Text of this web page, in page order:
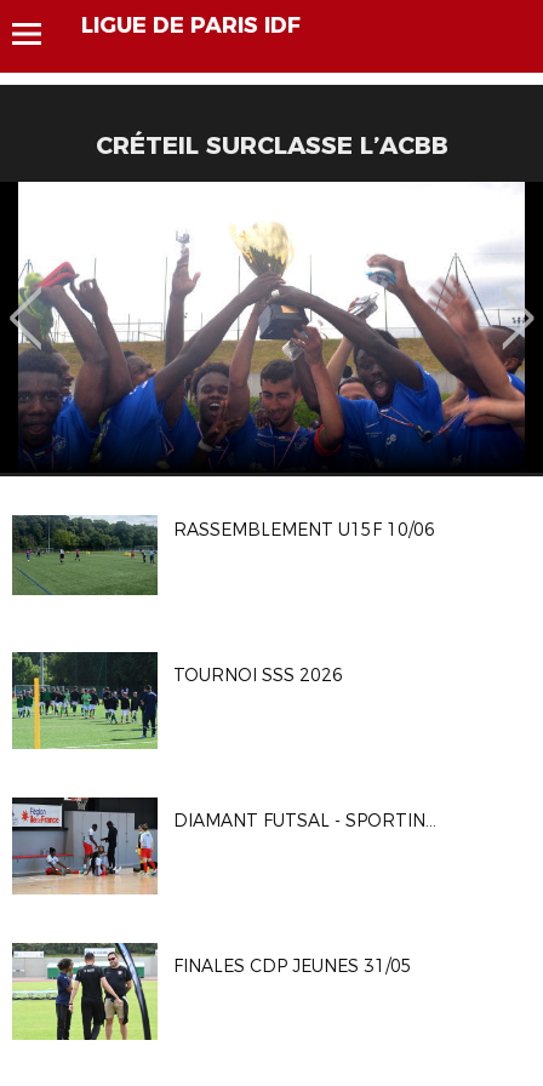
LIGUE DE PARIS IDF
CRÉTEIL SURCLASSE L’ACBB
RASSEMBLEMENT U15F 10/06
TOURNOI SSS 2026
DIAMANT FUTSAL - SPORTING CLUB PARIS 4-2
FINALES CDP JEUNES 31/05